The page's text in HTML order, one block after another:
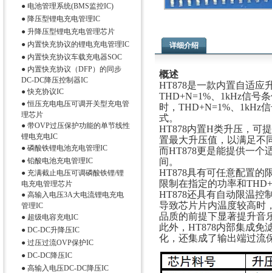
● 电池管理系统(BMS监控IC)
● 降压型锂电充电管理IC
● 升降压型锂电充电管理芯片
● 内置快充协议的锂电充电管理IC
● 内置快充协议车载充电器SOC
● 内置快充协议（DFP）的同步
DC-DC降压控制器IC
● 快充协议IC
● 恒压充电电压可调开关型充电管
理芯片
● 带OVP过压保护功能的单节线性
锂电充电IC
● 磷酸铁锂电池充电管理IC
● 铅酸电池充电管理IC
● 充满截止电压可调磷酸铁锂/锂
电充电管理芯片
● 高输入电压3A大电流锂电充电
管理IC
● 超级电容充电IC
● DC-DC升降压IC
● 过压过流OVP保护IC
● DC-DC降压IC
● 高输入电压DC-DC降压IC
详细介绍
概述
HT878是一款内置自适应
THD+N=1%、1kHz信号
时，THD+N=1%、1kHz
式。
HT878内置H类升压，可
置最大升压值，以满足不
而HT878更是能提供一个
间。
HT878具有可任意配置的
限制在指定的功率和
HT878还具有自动限温控
导致芯片片内温度较高时
品质的前提下显著提升音
此外，HT878内部集成免
化，还集成了输出端过流